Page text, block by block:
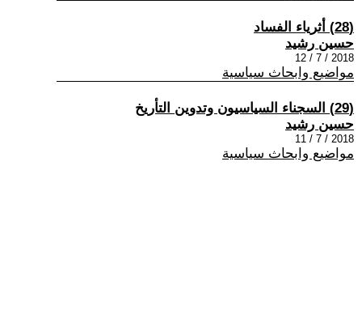
(28) أثرياء الفساد
حسين رشيد
2018 / 7 / 12
مواضيع وابحاث سياسية
(29) السجناء السياسيون وتدوين التأريخ
حسين رشيد
2018 / 7 / 11
مواضيع وابحاث سياسية